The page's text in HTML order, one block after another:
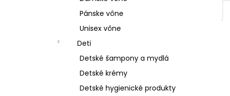
Pánske vône
Unisex vône
Deti
Detské šampony a mydlá
Detské krémy
Detské hygienické produkty